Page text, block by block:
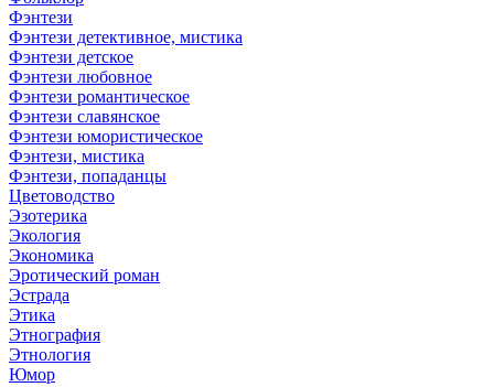
Фэнтези
Фэнтези детективное, мистика
Фэнтези детское
Фэнтези любовное
Фэнтези романтическое
Фэнтези славянское
Фэнтези юмористическое
Фэнтези, мистика
Фэнтези, попаданцы
Цветоводство
Эзотерика
Экология
Экономика
Эротический роман
Эстрада
Этика
Этнография
Этнология
Юмор